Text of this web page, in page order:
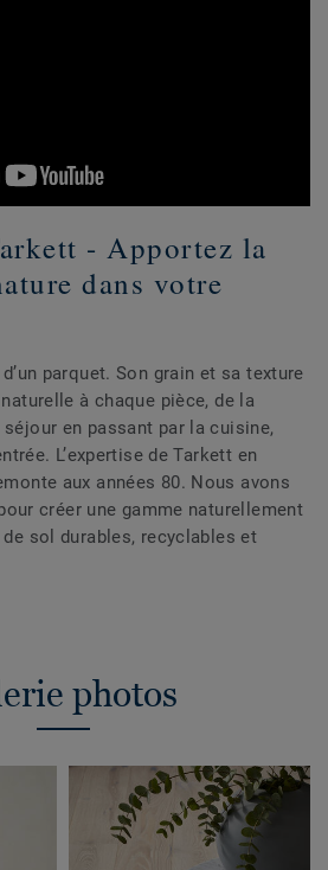
- Apportez la
dans votre
parquet. Son grain et sa texture
à chaque pièce, de la
en passant par la cuisine,
L’expertise de Tarkett en
aux années 80. Nous avons
créer une gamme naturellement
sol durables, recyclables et
photos